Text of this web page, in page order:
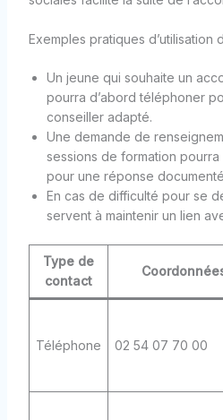
Exemples pratiques d’utilisation
Un jeune qui souhaite un
pourra d’abord téléphoner
conseiller adapté.
Une demande de
sessions de formation
pour une réponse
En cas de difficulté pour se
servent à maintenir un lien
Type de
contact
Téléphone 02 54 07 70 00